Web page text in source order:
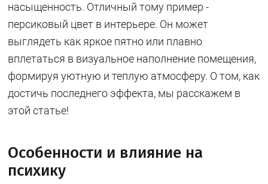
насыщенность. Отличный тому пример -
персиковый цвет в интерьере. Он может
выглядеть как яркое пятно или плавно
вплетаться в визуальное наполнение помещения,
формируя уютную и теплую атмосферу. О том, как
достичь последнего эффекта, мы расскажем в
этой статье!
Особенности и влияние на
психику